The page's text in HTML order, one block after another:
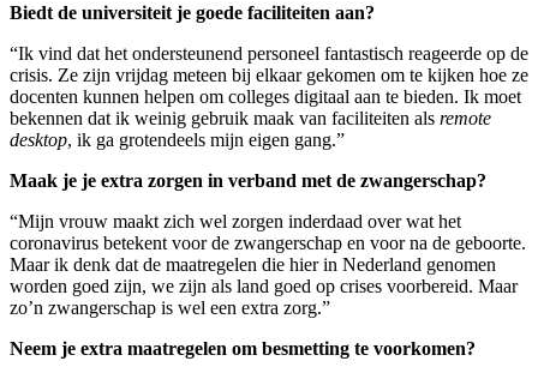
Biedt de universiteit je goede faciliteiten aan?
“Ik vind dat het ondersteunend personeel fantastisch reageerde op de
crisis. Ze zijn vrijdag meteen bij elkaar gekomen om te kijken hoe ze
docenten kunnen helpen om colleges digitaal aan te bieden. Ik moet
bekennen dat ik weinig gebruik maak van faciliteiten als remote
desktop, ik ga grotendeels mijn eigen gang.”
Maak je je extra zorgen in verband met de zwangerschap?
“Mijn vrouw maakt zich wel zorgen inderdaad over wat het
coronavirus betekent voor de zwangerschap en voor na de geboorte.
Maar ik denk dat de maatregelen die hier in Nederland genomen
worden goed zijn, we zijn als land goed op crises voorbereid. Maar
zo’n zwangerschap is wel een extra zorg.”
Neem je extra maatregelen om besmetting te voorkomen?